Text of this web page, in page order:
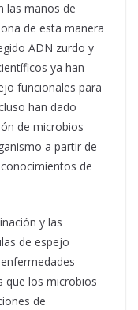
las manos de
de esta manera
ADN zurdo y
ya han
funcionales para
han dado
de microbios
a partir de
de
y las
de espejo
que los microbios
de